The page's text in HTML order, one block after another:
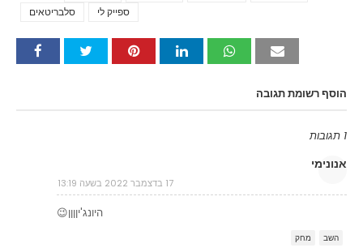
סלבריטאים
ספייק לי
הוסף רשומת תגובה
1 תגובות
אנונימי
17 בדצמבר 2022 בשעה 13:19
היונג'יןןןן😉
השב מחק